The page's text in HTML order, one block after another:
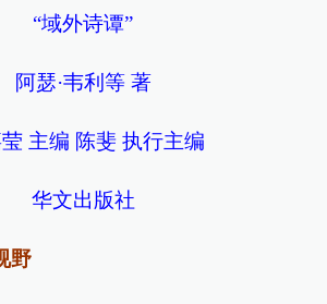
“域外诗谭”
阿瑟·韦利等 著
主编 陈斐 执行主编
华文出版社
野